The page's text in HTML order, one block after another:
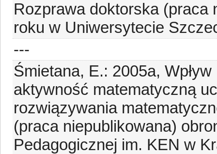
Rozprawa doktorska (praca
roku w Uniwersytecie
---
Śmietana, E.: 2005a,
aktywność matematyczną
rozwiązywania
(praca niepublikowana)
Pedagogicznej im. KEN w